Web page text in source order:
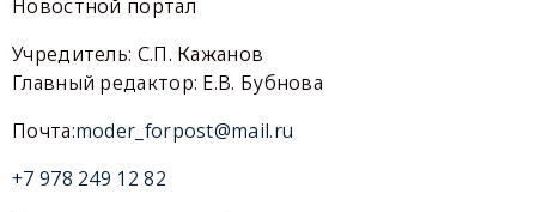
Новостной портал
Учредитель: С.П. Кажанов
Главный редактор: Е.В. Бубнова
Почта:moder_forpost@mail.ru
+7 978 249 12 82